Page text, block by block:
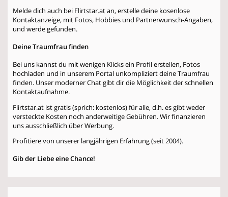
Melde dich auch bei Flirtstar.at an, erstelle deine kosenlose
Kontaktanzeige, mit Fotos, Hobbies und Partnerwunsch-Angaben,
und werde gefunden.
Deine Traumfrau finden
Bei uns kannst du mit wenigen Klicks ein Profil erstellen, Fotos
hochladen und in unserem Portal unkompliziert deine Traumfrau
finden. Unser moderner Chat gibt dir die Möglichkeit der schnellen
Kontaktaufnahme.
Flirtstar.at ist gratis (sprich: kostenlos) für alle, d.h. es gibt weder
versteckte Kosten noch anderweitige Gebühren. Wir finanzieren
uns ausschließlich über Werbung.
Profitiere von unserer langjährigen Erfahrung (seit 2004).
Gib der Liebe eine Chance!